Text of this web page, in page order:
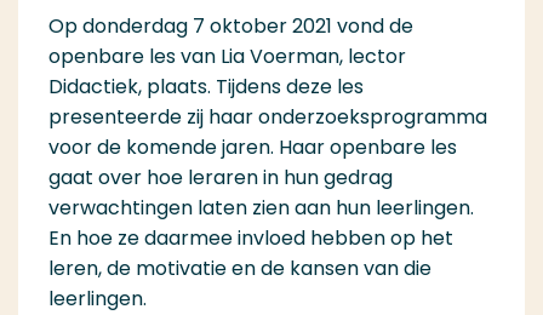
Op donderdag 7 oktober 2021 vond de
openbare les van Lia Voerman, lector
Didactiek, plaats. Tijdens deze les
presenteerde zij haar onderzoeksprogramma
voor de komende jaren. Haar openbare les
gaat over hoe leraren in hun gedrag
verwachtingen laten zien aan hun leerlingen.
En hoe ze daarmee invloed hebben op het
leren, de motivatie en de kansen van die
leerlingen.